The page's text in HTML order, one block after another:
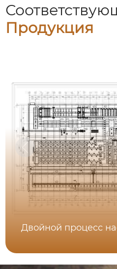
Продукция
Двойной процесс